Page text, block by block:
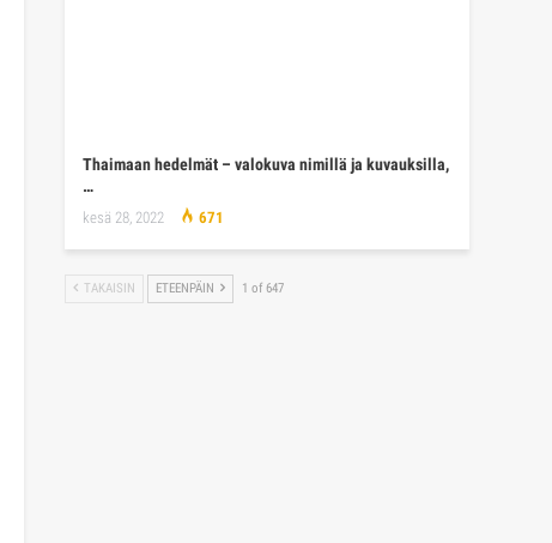
Thaimaan hedelmät – valokuva nimillä ja kuvauksilla,
…
kesä 28, 2022 671
TAKAISIN ETEENPÄIN 1 of 647